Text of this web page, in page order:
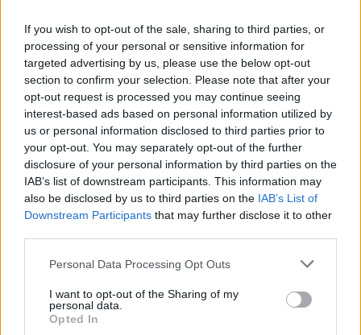
If you wish to opt-out of the sale, sharing to third parties, or
processing of your personal or sensitive information for
targeted advertising by us, please use the below opt-out
section to confirm your selection. Please note that after your
opt-out request is processed you may continue seeing
interest-based ads based on personal information utilized by
us or personal information disclosed to third parties prior to
your opt-out. You may separately opt-out of the further
disclosure of your personal information by third parties on the
IAB’s list of downstream participants. This information may
also be disclosed by us to third parties on the IAB’s List of
Downstream Participants that may further disclose it to other
Personal Data Processing Opt Outs
I want to opt-out of the Sharing of my
personal data.
Opted In
Žalgirio“ klube
Kaune
„Pirmoji patirtis Lietuvoje buvo gera, jau
mačiau šiek tiek Kauno. Sprendimas buvo
priimtas gana nesunkiai, nors, tiesą sakant,
turėjau ir kitų variantų. „Kauno Žalgiris“ man
buvo įdomiausias su savo ambicijomis ir
atrankoje. Mane sužavėjo pokalbiai su
direktoriumi, treneriu ir kitais. Esu kūrybingas
žaidėjas, mėgstantis žaisti dominuojantį